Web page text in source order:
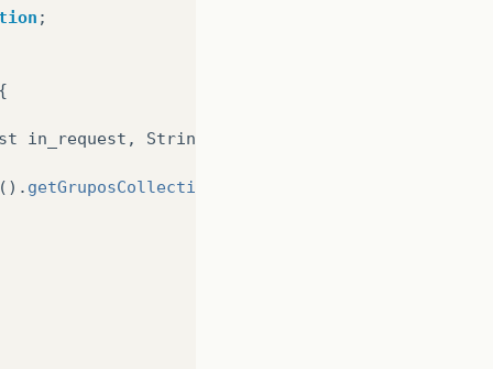
;
{
in_request , String
(). getGruposCollection